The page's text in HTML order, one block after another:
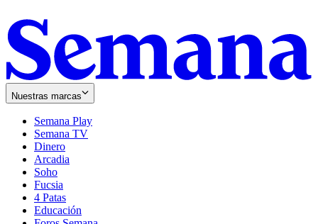
Nuestras marcas
Semana Play
Semana TV
Dinero
Arcadia
Soho
in
new
window
Fucsia
in
new
4 Patas
Educación